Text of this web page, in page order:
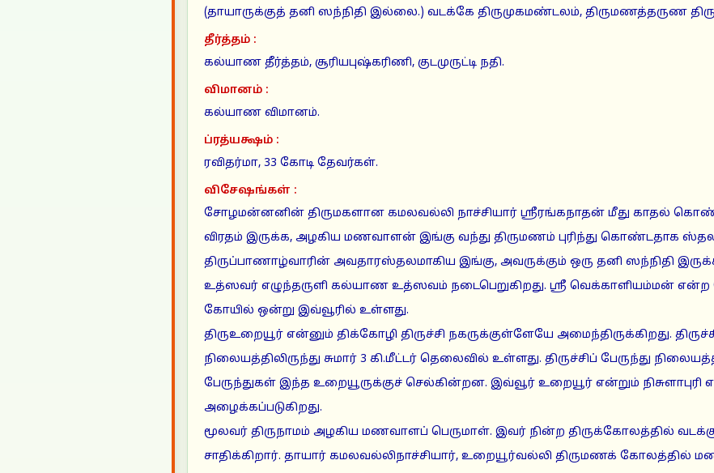
(தாயாருக்குத் தனி ஸந்நிதி இல்லை.) வடக்கே திருமுகமண்டலம், திருமணத்தருண
தீர்த்தம் :
கல்யாண தீர்த்தம், சூரியபுஷ்கரிணி, குடமுருட்டி நதி.
விமானம் :
கல்யாண விமானம்.
ப்ரத்யக்ஷம் :
ரவிதர்மா, 33 கோடி தேவர்கள்.
விசேஷங்கள் :
சோழமன்னனின் திருமகளான கமலவல்லி நாச்சியார் ஸ்ரீரங்கநாதன் மீது காதல்
விரதம் இருக்க, அழகிய மணவாளன் இங்கு வந்து திருமணம் புரிந்து கொண்டதாக
திருப்பாணாழ்வாரின் அவதாரஸ்தலமாகிய இங்கு, அவருக்கும் ஒரு தனி ஸந்நிதி
உத்ஸவர் எழுந்தருளி கல்யாண உத்ஸவம் நடைபெறுகிறது. ஸ்ரீ வெக்காளியம்மன் என்ற
கோயில் ஒன்று இவ்வூரில் உள்ளது.
திருஉறையூர் என்னும் திக்கோழி திருச்சி நகருக்குள்ளேயே அமைந்திருக்கிறது.
நிலையத்திலிருந்து சுமார் 3 கி.மீட்டர் தெலைவில் உள்ளது. திருச்சிப் பேருந்து
பேருந்துகள் இந்த உறையூருக்குச் செல்கின்றன. இவ்வூர் உறையூர் என்றும் நிசுளாபுரி
அழைக்கப்படுகிறது.
மூலவர் திருநாமம் அழகிய மணவாளப் பெருமாள். இவர் நின்ற திருக்கோலத்தில்
சாதிக்கிறார். தாயார் கமலவல்லிநாச்சியார், உறையூர்வல்லி திருமணக்